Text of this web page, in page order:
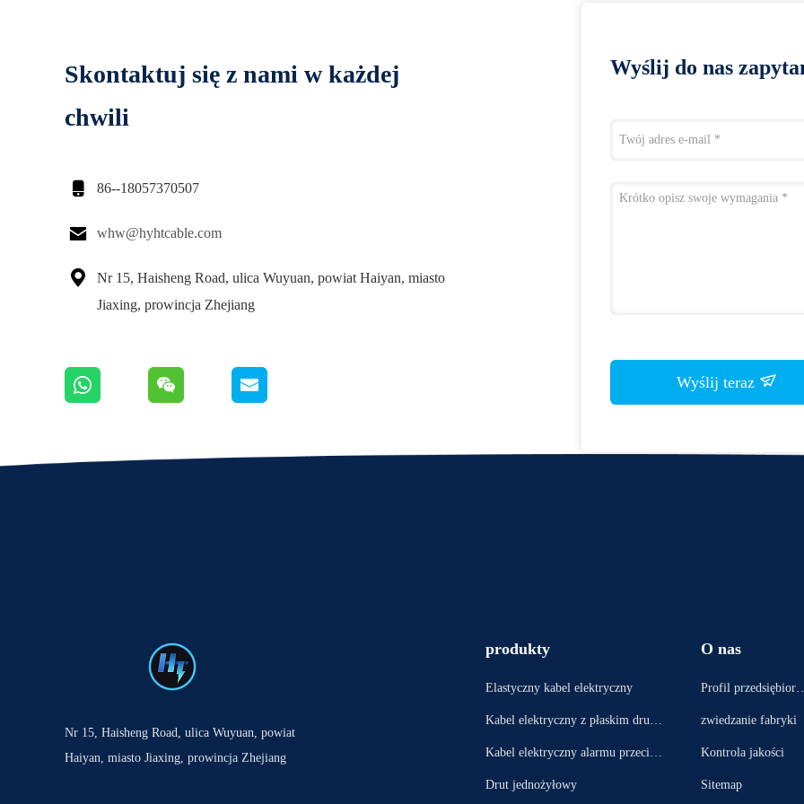
Skontaktuj się z nami w każdej
chwili
 86--18057370507
 whw@hyhtcable.com

Nr 15, Haisheng Road, ulica Wuyuan, powiat Haiyan, miasto
Jiaxing, prowincja Zhejiang
Wyślij do nas
Wyślij teraz
Nr 15, Haisheng Road, ulica Wuyuan, powiat
Haiyan, miasto Jiaxing, prowincja Zhejiang
produkty
Elastyczny kabel elektryczny
Kabel elektryczny z płaskim drute
Kabel elektryczny alarmu przeciwp
Drut jednożyłowy
O nas
Profil przedsiębiorst
zwiedzanie fabryki
Kontrola jakości
Sitemap